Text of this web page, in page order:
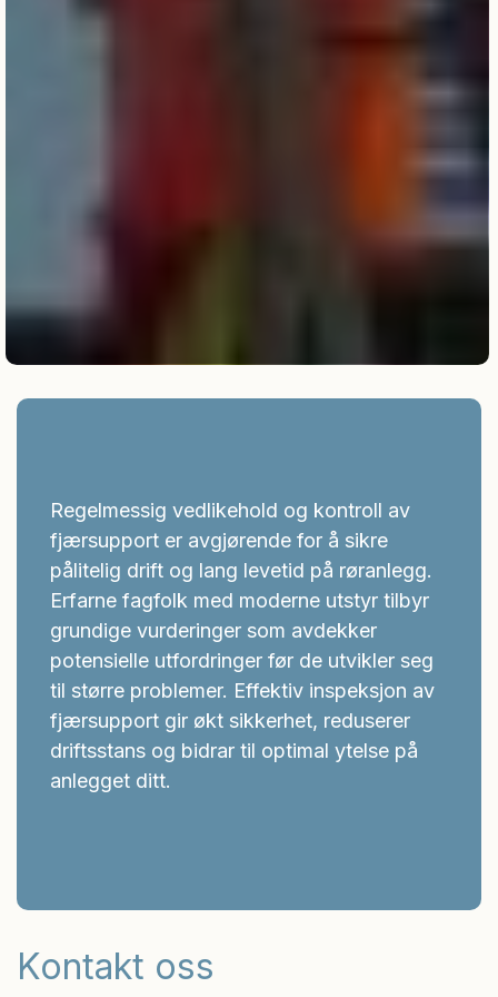
Regelmessig vedlikehold og kontroll av
fjærsupport er avgjørende for å sikre
pålitelig drift og lang levetid på røranlegg.
Erfarne fagfolk med moderne utstyr tilbyr
grundige vurderinger som avdekker
potensielle utfordringer før de utvikler seg
til større problemer. Effektiv inspeksjon av
fjærsupport gir økt sikkerhet, reduserer
driftsstans og bidrar til optimal ytelse på
anlegget ditt.
Kontakt oss